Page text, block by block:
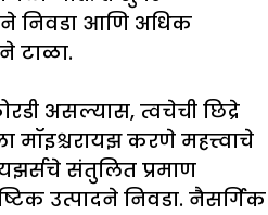
निवडा आणि अधिक
टाळा.
असल्यास, त्वचेची छिद्रे
करणे महत्त्वाचे
संतुलित प्रमाण
उत्पादने निवडा. नैसर्गिक